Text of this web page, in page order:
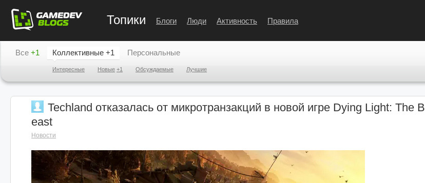
Топики Блоги Люди Активность Правила
Все +1 Коллективные +1
Интересные Новые +1 Обсуждаемые Лучшие
Персональные
Techland отказалась от микротранзакций в новой игре Dying Light: The B
east
Новости